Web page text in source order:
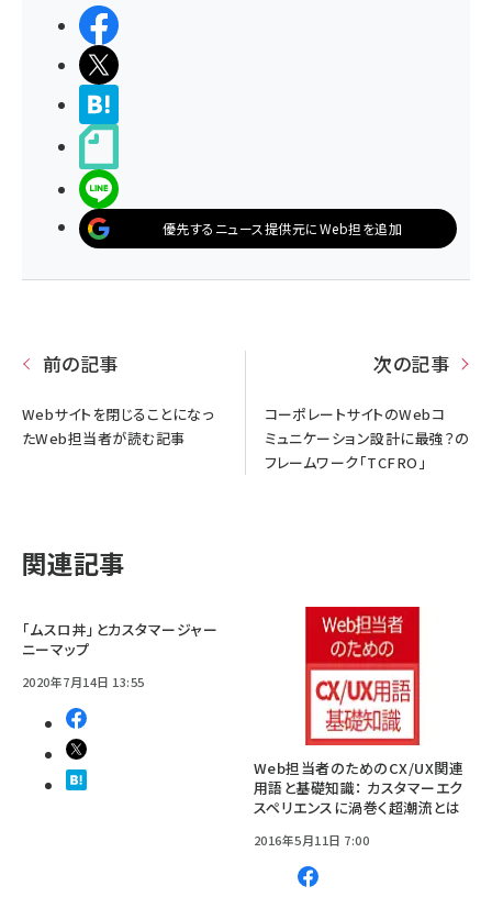
優先するニュース提供元にWeb担を追加
前の記事
Webサイトを閉じることになっ
たWeb担当者が読む記事
次の記事
コーポレートサイトのWebコ
ミュニケーション設計に最強？の
フレームワーク「TCFRO」
関連記事
「ムスロ丼」とカスタマージャー
ニーマップ
2020年7月14日 13:55
Web担当者のためのCX/UX関連
用語と基礎知識： カスタマーエク
スペリエンスに渦巻く超潮流とは
2016年5月11日 7:00